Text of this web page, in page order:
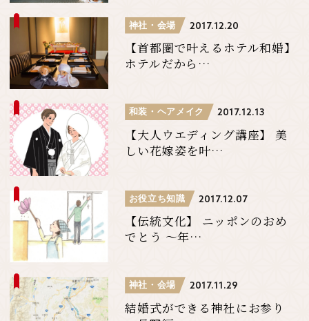
神社・会場 2017.12.20
【首都圏で叶えるホテル和婚】
ホテルだから…
和装・ヘアメイク 2017.12.13
【大人ウエディング講座】 美
しい花嫁姿を叶…
お役立ち知識 2017.12.07
【伝統文化】 ニッポンのおめ
でとう 〜年…
神社・会場 2017.11.29
結婚式ができる神社にお参り